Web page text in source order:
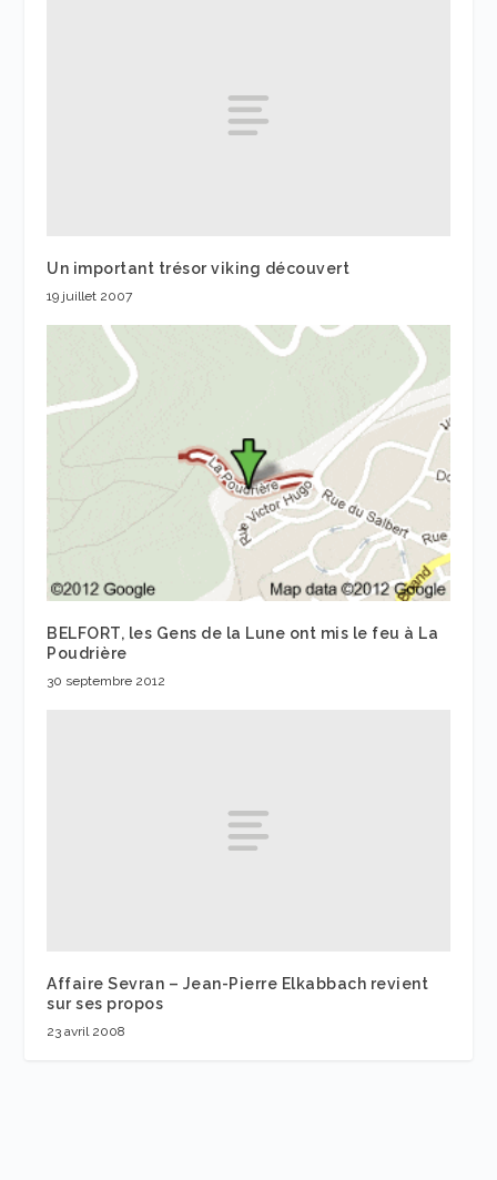
Un important trésor viking découvert
19 juillet 2007
BELFORT, les Gens de la Lune ont mis le feu à La
Poudrière
30 septembre 2012
Affaire Sevran – Jean-Pierre Elkabbach revient
sur ses propos
23 avril 2008